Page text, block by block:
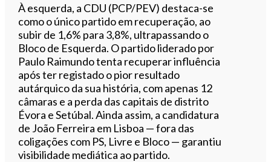
À esquerda, a CDU (PCP/PEV) destaca-se
como o único partido em recuperação, ao
subir de 1,6% para 3,8%, ultrapassando o
Bloco de Esquerda. O partido liderado por
Paulo Raimundo tenta recuperar influência
após ter registado o pior resultado
autárquico da sua história, com apenas 12
câmaras e a perda das capitais de distrito
Évora e Setúbal. Ainda assim, a candidatura
de João Ferreira em Lisboa — fora das
coligações com PS, Livre e Bloco — garantiu
visibilidade mediática ao partido.